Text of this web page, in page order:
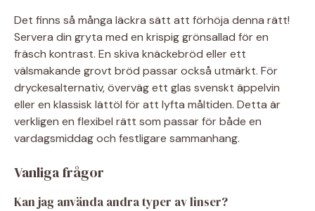
Det finns så många läckra sätt att förhöja denna rätt!
Servera din gryta med en krispig grönsallad för en
fräsch kontrast. En skiva knäckebröd eller ett
välsmakande grovt bröd passar också utmärkt. För
dryckesalternativ, överväg ett glas svenskt äppelvin
eller en klassisk lättöl för att lyfta måltiden. Detta är
verkligen en flexibel rätt som passar för både en
vardagsmiddag och festligare sammanhang.
Vanliga frågor
Kan jag använda andra typer av linser?